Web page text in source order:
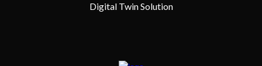
Digital Twin Solution